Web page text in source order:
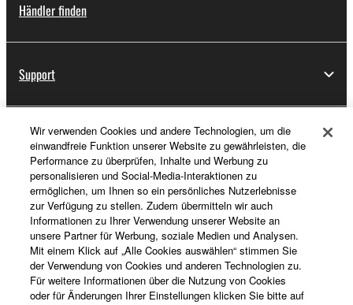
Händler finden
Support
Registrierung von „Yamaha Music ID“
Über Yamaha
Deutschland - German
Business
Wir verwenden Cookies und andere Technologien, um die
einwandfreie Funktion unserer Website zu gewährleisten, die
Performance zu überprüfen, Inhalte und Werbung zu
personalisieren und Social-Media-Interaktionen zu
ermöglichen, um Ihnen so ein persönliches Nutzerlebnisse
zur Verfügung zu stellen. Zudem übermitteln wir auch
Informationen zu Ihrer Verwendung unserer Website an
unsere Partner für Werbung, soziale Medien und Analysen.
Mit einem Klick auf „Alle Cookies auswählen“ stimmen Sie
der Verwendung von Cookies und anderen Technologien zu.
Für weitere Informationen über die Nutzung von Cookies
oder für Änderungen Ihrer Einstellungen klicken Sie bitte auf